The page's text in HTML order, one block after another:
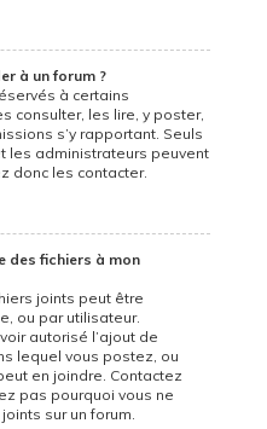
à un forum ?
à certains
consulter, les lire, y poster,
s’y rapportant. Seuls
les administrateurs peuvent
donc les contacter.
des fichiers à mon
joints peut être
ou par utilisateur.
autorisé l’ajout de
lequel vous postez, ou
en joindre. Contactez
pas pourquoi vous ne
sur un forum.